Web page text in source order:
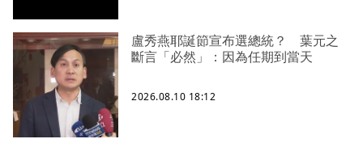
盧秀燕耶誕節宣布選總統？ 葉元之
斷言「必然」：因為任期到當天
2026.08.10 18:12